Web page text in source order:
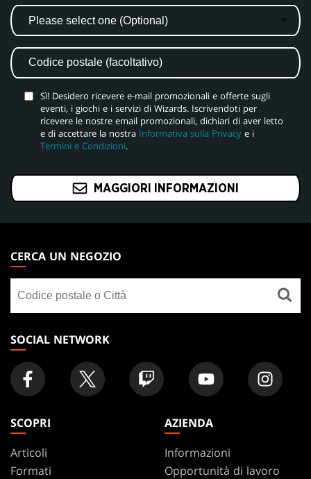
Sì! Desidero ricevere e-mail promozionali e offerte sugli
eventi, i giochi e i servizi di Wizards. Iscrivendoti per
ricevere le nostre email promozionali, dichiari di aver letto
e di accettare la nostra Informativa sulla Privacy e i
Termini e Condizioni.
MAGGIORI INFORMAZIONI
THE
GATHERING
FOOTER
CERCA UN NEGOZIO
un
negozio
SOCIAL NETWORK
SCOPRI
Articoli
Formati
AZIENDA
Informazioni
Opportunità di lavoro